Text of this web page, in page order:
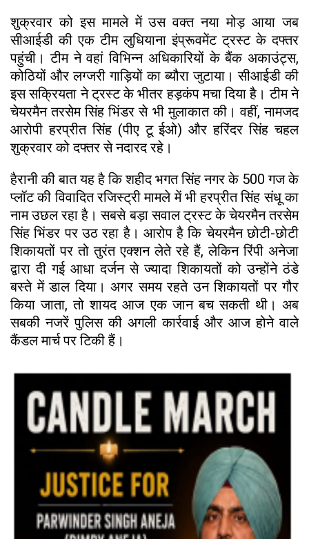
शुक्रवार को इस मामले में उस वक्त नया मोड़ आया जब
सीआईडी की एक टीम लुधियाना इंप्रूवमेंट ट्रस्ट के दफ्तर
पहुंची। टीम ने वहां विभिन्न अधिकारियों के बैंक अकाउंट्स,
कोठियों और लग्जरी गाड़ियों का ब्यौरा जुटाया। सीआईडी की
इस सक्रियता ने ट्रस्ट के भीतर हड़कंप मचा दिया है। टीम ने
चेयरमैन तरसेम सिंह भिंडर से भी मुलाकात की। वहीं, नामजद
आरोपी हरप्रीत सिंह (पीए टू ईओ) और हरिंदर सिंह चहल
शुक्रवार को दफ्तर से नदारद रहे।
हैरानी की बात यह है कि शहीद भगत सिंह नगर के 500 गज के
प्लॉट की विवादित रजिस्ट्री मामले में भी हरप्रीत सिंह संधू का
नाम उछल रहा है। सबसे बड़ा सवाल ट्रस्ट के चेयरमैन तरसेम
सिंह भिंडर पर उठ रहा है। आरोप है कि चेयरमैन छोटी-छोटी
शिकायतों पर तो तुरंत एक्शन लेते रहे हैं, लेकिन रिंपी अनेजा
द्वारा दी गई आधा दर्जन से ज्यादा शिकायतों को उन्होंने ठंडे
बस्ते में डाल दिया। अगर समय रहते उन शिकायतों पर गौर
किया जाता, तो शायद आज एक जान बच सकती थी। अब
सबकी नजरें पुलिस की अगली कार्रवाई और आज होने वाले
कैंडल मार्च पर टिकी हैं।